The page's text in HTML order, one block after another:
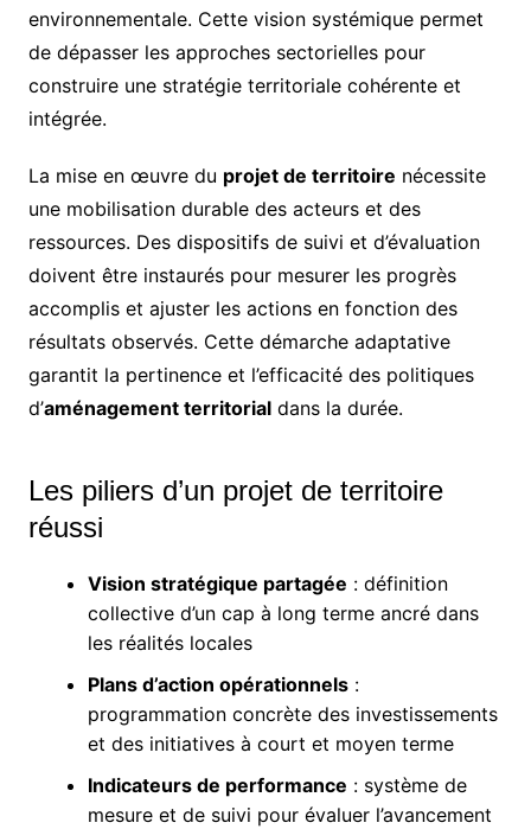
environnementale. Cette vision systémique permet
de dépasser les approches sectorielles pour
construire une stratégie territoriale cohérente et
intégrée.
La mise en œuvre du projet de territoire nécessite
une mobilisation durable des acteurs et des
ressources. Des dispositifs de suivi et d’évaluation
doivent être instaurés pour mesurer les progrès
accomplis et ajuster les actions en fonction des
résultats observés. Cette démarche adaptative
garantit la pertinence et l’efficacité des politiques
d’aménagement territorialdans la durée.
Les piliers d’un projet de territoire
réussi
Vision stratégique partagée : définition
collective d’un cap à long terme ancré dans
les réalités locales
Plans d’action opérationnels:
programmation concrète des investissements
et des initiatives à court et moyen terme
Indicateurs de performance : système de
mesure et de suivi pour évaluer l’avancement